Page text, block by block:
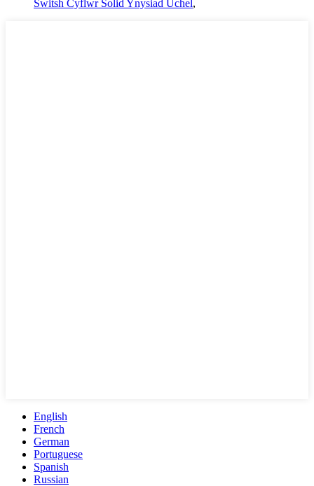
Switsh Cyflwr Solid Ynysiad Uchel ,
English
French
German
Portuguese
Spanish
Russian